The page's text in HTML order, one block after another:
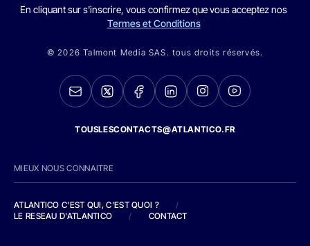
En cliquant sur s'inscrire, vous confirmez que vous acceptez nos
Termes et Conditions
© 2026 Talmont Media SAS. tous droits réservés.
TOUSLESCONTACTS@ATLANTICO.FR
MIEUX NOUS CONNAITRE
ATLANTICO C'EST QUI, C'EST QUOI ?
/
LE RESEAU D'ATLANTICO
/ CONTACT